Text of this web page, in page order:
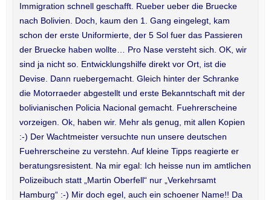
Immigration schnell geschafft. Rueber ueber die Bruecke
nach Bolivien. Doch, kaum den 1. Gang eingelegt, kam
schon der erste Uniformierte, der 5 Sol fuer das Passieren
der Bruecke haben wollte… Pro Nase versteht sich. OK, wir
sind ja nicht so. Entwicklungshilfe direkt vor Ort, ist die
Devise. Dann ruebergemacht. Gleich hinter der Schranke
die Motorraeder abgestellt und erste Bekanntschaft mit der
bolivianischen Policia Nacional gemacht. Fuehrerscheine
vorzeigen. Ok, haben wir. Mehr als genug, mit allen Kopien
:-) Der Wachtmeister versuchte nun unsere deutschen
Fuehrerscheine zu verstehn. Auf kleine Tipps reagierte er
beratungsresistent. Na mir egal: Ich heisse nun im amtlichen
Polizeibuch statt „Martin Oberfell“ nur „Verkehrsamt
Hamburg“ :-) Mir doch egel, auch ein schoener Name!! Da